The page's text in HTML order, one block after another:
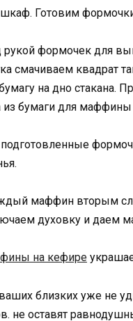
Готовим
рукой формочек для
смачиваем квадрат
на дно стакана.
бумаги для маффины
маффин вторым
духовку и даем
на кефире
близких уже не
не оставят